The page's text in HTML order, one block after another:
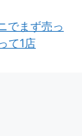
でまず売っ
て1店